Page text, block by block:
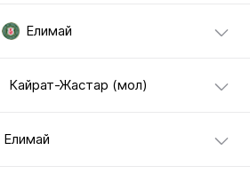
Елимай
Кайрат-Жастар (мол)
Елимай